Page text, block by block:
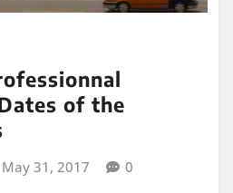
of the
May 31, 2017 0